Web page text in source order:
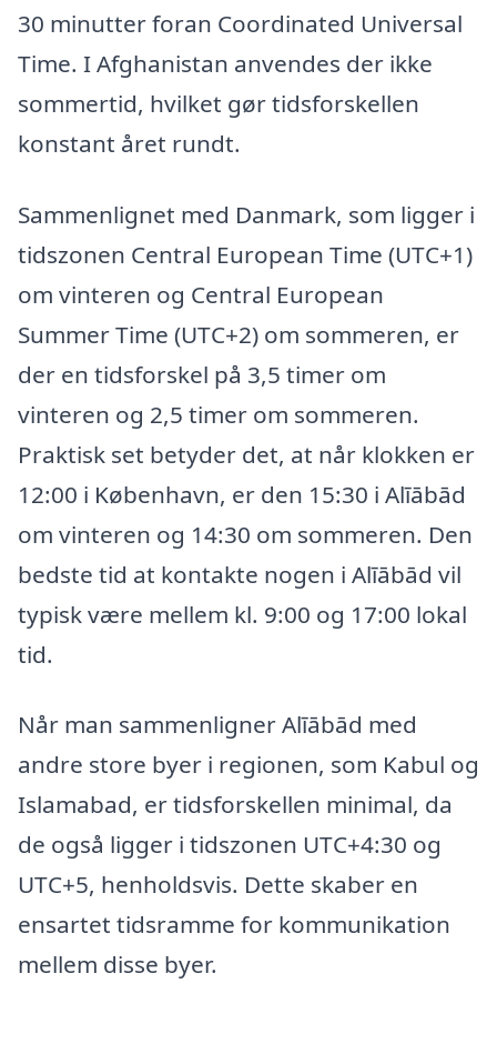
30 minutter foran Coordinated Universal
Time. I Afghanistan anvendes der ikke
sommertid, hvilket gør tidsforskellen
konstant året rundt.
Sammenlignet med Danmark, som ligger i
tidszonen Central European Time (UTC+1)
om vinteren og Central European
Summer Time (UTC+2) om sommeren, er
der en tidsforskel på 3,5 timer om
vinteren og 2,5 timer om sommeren.
Praktisk set betyder det, at når klokken er
12:00 i København, er den 15:30 i Alīābād
om vinteren og 14:30 om sommeren. Den
bedste tid at kontakte nogen i Alīābād vil
typisk være mellem kl. 9:00 og 17:00 lokal
tid.
Når man sammenligner Alīābād med
andre store byer i regionen, som Kabul og
Islamabad, er tidsforskellen minimal, da
de også ligger i tidszonen UTC+4:30 og
UTC+5, henholdsvis. Dette skaber en
ensartet tidsramme for kommunikation
mellem disse byer.